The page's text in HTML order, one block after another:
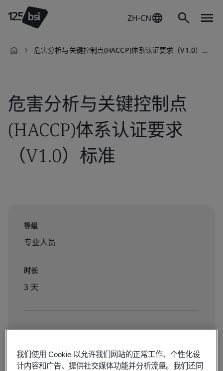
ZH-CN
危害分析与关键控制点(HACCP)体系认证要求（V1.0）标准
危害分析与关键控制点
(HACCP)体系认证要求
（V1.0）标准
等级
专业人员
时长
3 天
可预订:
公共教室
我们使用 Cookie 以允许我们网站的正常工作、个性化设
计内容和广告、提供社交媒体功能并分析流量。我们还同